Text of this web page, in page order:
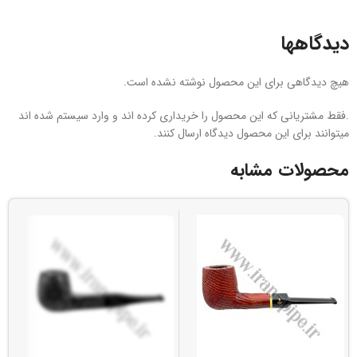
دیدگاهها
هیچ دیدگاهی برای این محصول نوشته نشده است.
.فقط مشتریانی که این محصول را خریداری کرده اند و وارد سیستم شده اند
میتوانند برای این محصول دیدگاه ارسال کنند.
محصولات مشابه